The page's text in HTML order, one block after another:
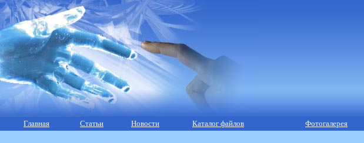
Главная Статьи Новости Каталог файлов Фотогалерея